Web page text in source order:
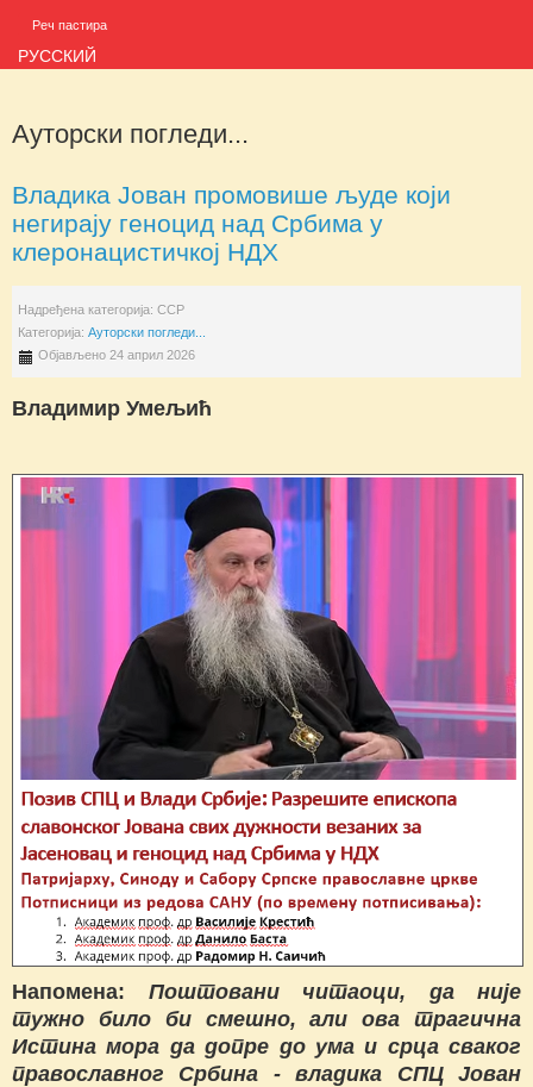
Реч пастира
РУССКИЙ
Ауторски погледи...
Владика Јован промовише људе који
негирају геноцид над Србима у
клеронацистичкој НДХ
Надређена категорија: ССР
Категорија: Ауторски погледи...
Објављено 24 април 2026
Владимир Умељић
Напомена: Поштовани читаоци, да није
тужно било би смешно, али ова трагична
Истина мора да допре до ума и срца сваког
православног Србина - владика СПЦ Јован